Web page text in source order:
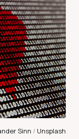
Sinn / Unsplash